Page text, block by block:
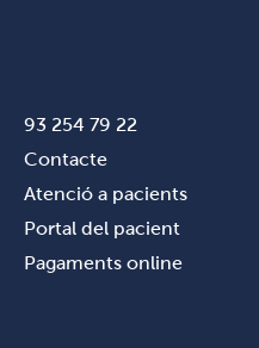
93 254 79 22
Contacte
Atenció a pacients
Portal del pacient
Pagaments online